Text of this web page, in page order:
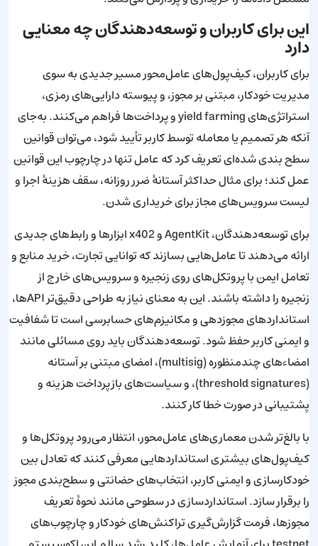
این برای کاربران و توسعه‌دهندگان چه معنایی
دارد
برای کاربران، کیف‌پول‌های عامل‌محور مسیر جدیدی به سوی
مدیریت خودکار، مبتنی بر مجوز، و پیوسته دارایی‌های رمزی،
استراتژی‌های yield farming و پرداخت‌ها فراهم می‌کنند. به‌جای
آنکه هر تصمیم یا معامله توسط کاربر تأیید شود، می‌توان قوانین
سطح بندی شده‌ای تعریف کرد که عامل تنها در چارچوب این قوانین
عمل کند؛ برای مثال حداکثر آستانهٔ ضرر روزانه، سقف هزینهٔ اجرا و
لیست سرویس‌های مجاز برای خریداری شدن.
برای توسعه‌دهندگان، AgentKit و x402 ابزارها و رابط‌های جدیدی
ارائه می‌دهند تا عامل‌هایی بسازند که توانایی تجارت، خرید منابع و
تعامل ایمن با پروتکل‌های روی زنجیره و سرویس‌های خارج از
زنجیره را داشته باشند. این به معنای نیاز به طراحی دقیق‌تر APIها،
استانداردهای مجوزدهی و مکانیزم‌های حسابرسی است تا شفافیت
و ایمنی کاربر حفظ شود. توسعه‌دهندگان باید روی مسائلی مانند
امضاءهای چندمنظوره (multisig)، امضای مبتنی بر آستانه
(threshold signatures)، و سیاست‌های بازپرداخت هزینه و
پشتیبانی در صورت خطا کار کنند.
با بالغ‌تر شدن معماری‌های عامل‌محور، انتظار می‌رود پروتکل‌ها و
کیف‌پول‌های بیشتری استانداردهایی معرفی کنند که تعادل بین
خودکارسازی و ایمنی کاربر، انتخاب‌های حضانتی و سطح‌بندی مجوز
را برقرار سازد. استانداردسازی در سطوحی مانند نحوهٔ تعریف
مجوزها، فرمت گزارش‌گیری تراکنش‌های خودکار و چارچوب‌های